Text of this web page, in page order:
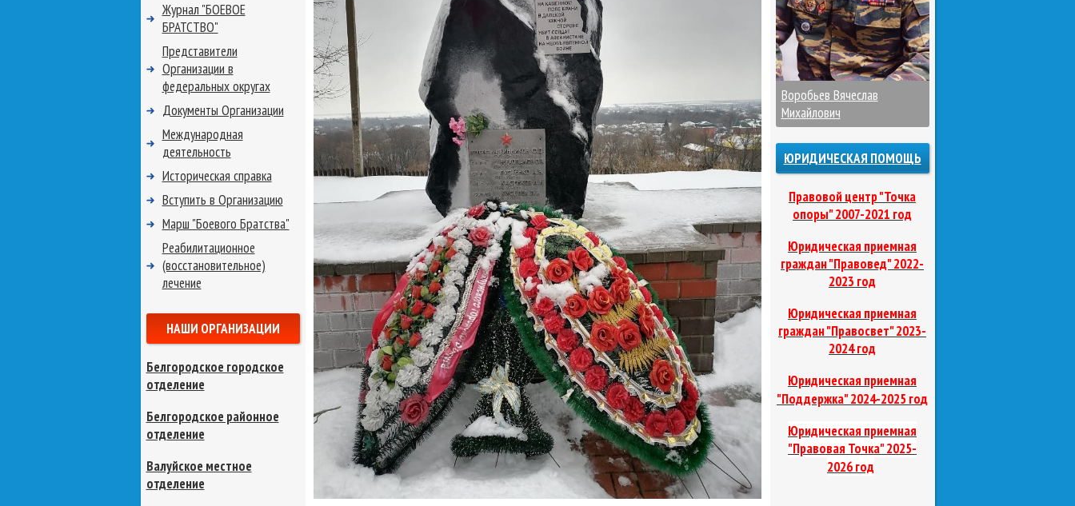
Журнал "БОЕВОЕ
БРАТСТВО"
Представители
Организации в
федеральных округах
Документы Организации
Международная
деятельность
Историческая справка
Вступить в Организацию
Марш "Боевого Братства"
Реабилитационное
(восстановительное)
лечение
НАШИ ОРГАНИЗАЦИИ
Белгородское городское
отделение
Белгородское районное
отделение
Валуйское местное
отделение
Воробьев Вячеслав
Михайлович
ЮРИДИЧЕСКАЯ ПОМОЩЬ
Правовой центр "Точка
опоры" 2007-2021 год
Юридическая приемная
граждан "Правовед"2022-
2023 год
Юридическая приемная
граждан "Правосвет"2023-
2024 год
Юридическая приемная
"Поддержка"2024-2025 год
Юридическая приемная
"Правовая Точка"2025-
2026 год